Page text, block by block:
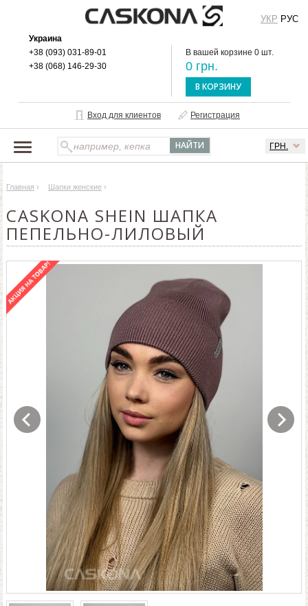
Украина
+38 (093) 031-89-01
+38 (068) 146-29-30
В вашей корзине 0 шт.
0 грн.
В КОРЗИНУ
Вход для клиентов Регистрация
ГРН.
УКР РУС
О БРЕНДЕ
ДОСТАВКА И ОПЛАТА
ОПТОВЫМ КЛИЕНТАМ
Главная › Шапки женские ›
CASKONA SHEIN ШАПКА
ПЕПЕЛЬНО-ЛИЛОВЫЙ